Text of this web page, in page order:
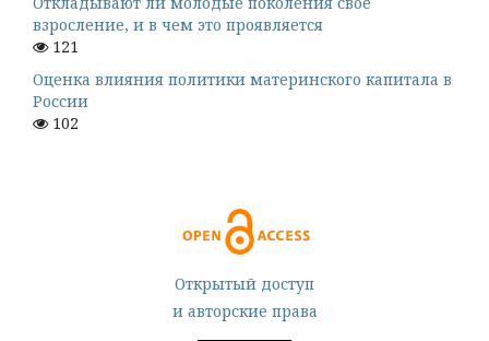
взросление, и в чем это проявляется
121
Оценка влияния политики материнского капитала в
России
102
Открытый доступ
и авторские права